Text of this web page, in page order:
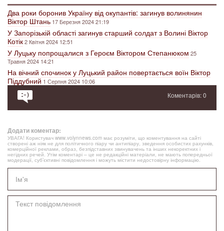
Два роки боронив Україну від окупантів: загинув волинянин
Віктор Штань 17 Березня 2024 21:19
У Запорізькій області загинув старший солдат з Волині Віктор
Котік2 Квітня 2024 12:51
У Луцьку попрощалися з Героєм Віктором Степанюком 25
Травня 2024 14:21
На вічний спочинок у Луцький район повертається воїн Віктор
Піддубний 1 Серпня 2024 10:06
Коментарів: 0
Додати коментар:
УВАГА! Користувач www.volynnews.com має розуміти, що коментування на сайті
створені аж ніяк не для політичного піару чи антипіару, зведення особистих рахунків,
комерційної реклами, образ, безпідставних звинувачень та інших некоректних і
негідних речей. Утім коментарі – це не редакційні матеріали, не мають попередньої
модерації, суб’єктивні повідомлення і можуть містити недостовірну інформацію.